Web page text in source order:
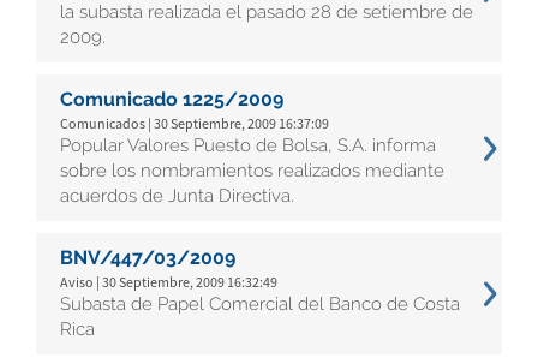
la subasta realizada el pasado 28 de setiembre de
2009.
Comunicado 1225/2009
Comunicados | 30 Septiembre, 2009 16:37:09
Popular Valores Puesto de Bolsa, S.A. informa
sobre los nombramientos realizados mediante
acuerdos de Junta Directiva.
BNV/447/03/2009
Aviso | 30 Septiembre, 2009 16:32:49
Subasta de Papel Comercial del Banco de Costa
Rica